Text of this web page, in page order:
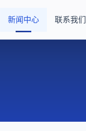
新闻中心 联系我们